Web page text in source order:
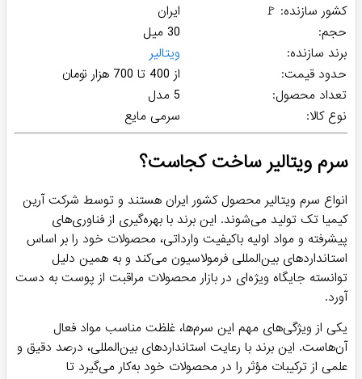
کشور سازنده: 🚩
ایران
حجم:
30 میل
برند سازنده:
ویتالیر
حدود قیمت:
از 400 تا 700 هزار تومان
تعداد محصول:
5 مدل
نوع کالا:
سرمی مایع
سرم ویتالیر ساخت کجاست؟
انواع سرم‌ ویتالیر محصول کشور ایران هستند و توسط شرکت آرین
کیمیا تک تولید می‌شوند. این برند با بهره‌گیری از فناوری‌های
پیشرفته و مواد اولیه باکیفیت وارداتی، محصولات خود را بر اساس
استانداردهای بین‌المللی فرمولاسیون می‌کند و به همین دلیل
توانسته جایگاه ویژه‌ای در بازار محصولات مراقبت از پوست به دست
آورد.
یکی از ویژگی‌های مهم این سرم‌ها، غلظت مناسب مواد فعال
آن‌هاست. این برند با رعایت استانداردهای بین‌المللی، درصد دقیق و
علمی از ترکیبات مؤثر را در محصولات خود به‌کار می‌گیرد تا